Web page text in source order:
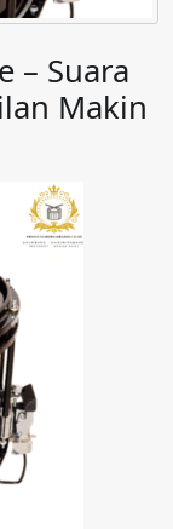
– Suara
Makin